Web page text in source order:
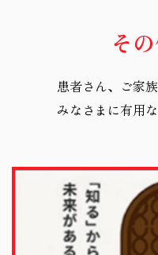
そ
患者さん、ご家
みなさまに有用